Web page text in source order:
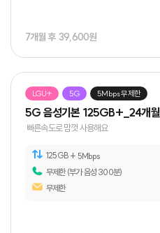
7개월 후 39,600원
LGU+ 5G 5Mbps 무제한
5G 음성기본 125GB+_24개월
빠른속도로 맘껏 사용해요
125GB + 5Mbps
무제한(부가 음성 300분)
무제한